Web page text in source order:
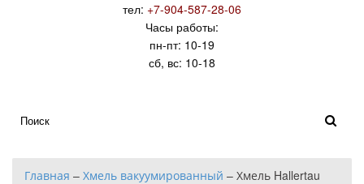
тел: +7-904-587-28-06
Часы работы:
пн-пт: 10-19
сб, вс: 10-18
Главная – Хмель вакуумированный – Хмель Hallertau